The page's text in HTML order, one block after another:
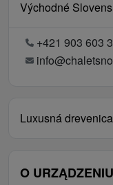
Východné
+421 903 603
Luxusná
O URZĄDZENIU